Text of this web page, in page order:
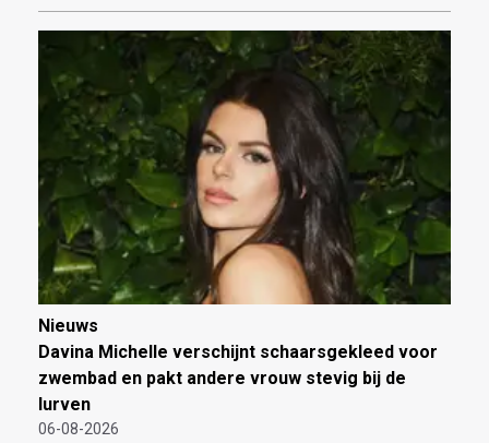
Nieuws
Davina Michelle verschijnt schaarsgekleed voor
zwembad en pakt andere vrouw stevig bij de
lurven
06-08-2026